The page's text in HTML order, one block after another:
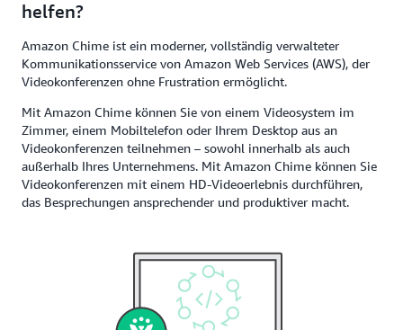
helfen?
Amazon Chime ist ein moderner, vollständig verwalteter
Kommunikationsservice von Amazon Web Services (AWS), der
Videokonferenzen ohne Frustration ermöglicht.
Mit Amazon Chime können Sie von einem Videosystem im
Zimmer, einem Mobiltelefon oder Ihrem Desktop aus an
Videokonferenzen teilnehmen – sowohl innerhalb als auch
außerhalb Ihres Unternehmens. Mit Amazon Chime können Sie
Videokonferenzen mit einem HD-Videoerlebnis durchführen,
das Besprechungen ansprechender und produktiver macht.